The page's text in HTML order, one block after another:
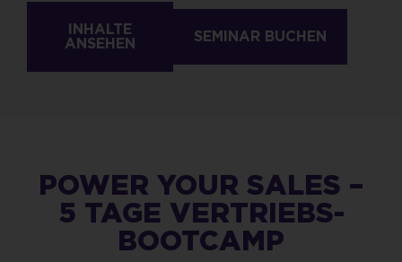
INHALTE
ANSEHEN
SEMINAR BUCHEN
POWER YOUR SALES –
5 TAGE VERTRIEBS-
BOOTCAMP